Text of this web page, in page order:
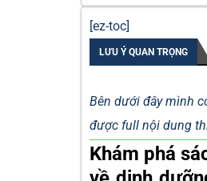
[ez-toc]
LƯU Ý QUAN TRỌNG
Bên dưới đây mình
được full nội dung
Khám phá